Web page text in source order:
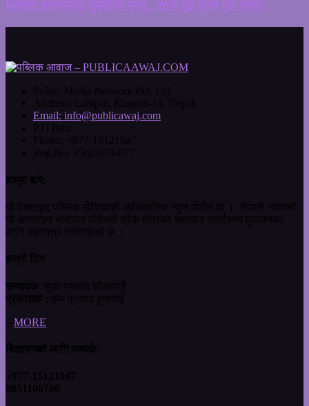
बसबाट हामफाल्दा युवतीको मृत्यु , साथै दुई पुरुष मृत फेला !
Email: info@publicawaj.com
MORE